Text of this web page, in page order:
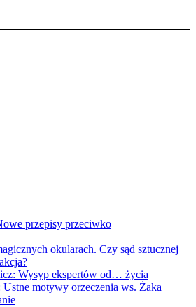
przepisy przeciwko
okularach. Czy sąd sztucznej
Wysyp ekspertów od… życia
Ustne motywy orzeczenia ws. Żaka